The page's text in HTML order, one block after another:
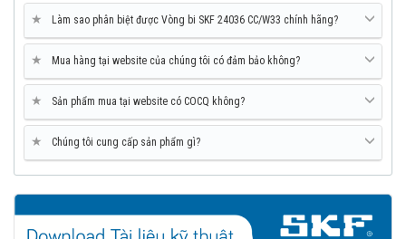
★ Làm sao phân biệt được Vòng bi SKF 24036 CC/W33 chính hãng?
★ Mua hàng tại website của chúng tôi có đảm bảo không?
★ Sản phẩm mua tại website có COCQ không?
★ Chúng tôi cung cấp sản phẩm gì?